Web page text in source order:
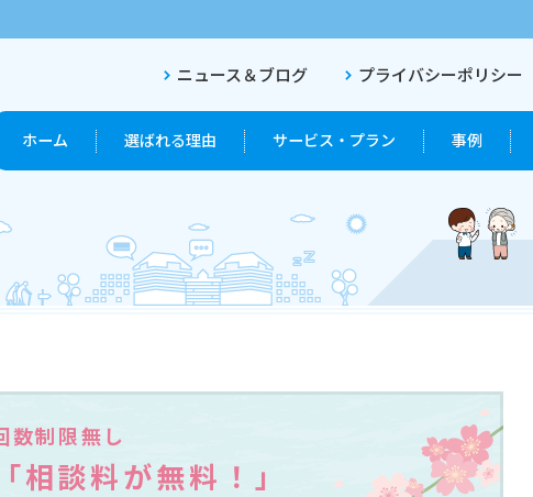
ニュース＆ブログ プライバシーポリシー
ホーム 選ばれる理由 サービス・プラン
終活プラン 終活セットプラン
事例
数制限無し
相談料が無料！」